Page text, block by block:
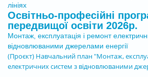
лініях
Освітньо-професійні
передвищої освіти 2026р.
Монтаж, експлуатація і ремонт
відновлюваними джерелами енергії
(Проєкт) Навчальний план "Монтаж,
електричних систем з відновлюваними